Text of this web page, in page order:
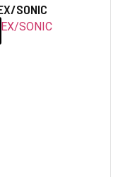
SONIC